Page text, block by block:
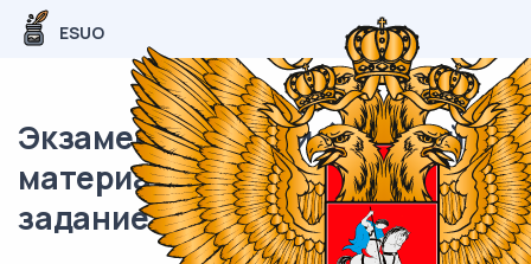
ESUO
Экзаменационный (типовой)
материал ЕГЭ / Русский / 08
задание (24) / 103